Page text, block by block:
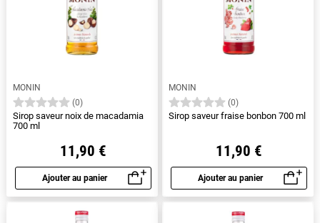
MONIN
(0)
Sirop saveur noix de macadamia
700 ml
11,90 €
Ajouter au panier
Aperçu rapide
MONIN
(0)
Sirop saveur fraise bonbon 700 ml
11,90 €
Ajouter au panier
Aperçu rapide